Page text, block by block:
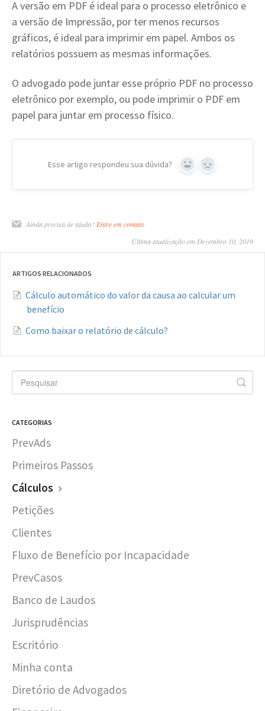
A versão em PDF é ideal para o processo eletrônico e
a versão de Impressão, por ter menos recursos
gráficos, é ideal para imprimir em papel. Ambos os
relatórios possuem as mesmas informações.
O advogado pode juntar esse próprio PDF no processo
eletrônico por exemplo, ou pode imprimir o PDF em
papel para juntar em processo físico.
Esse artigo respondeu sua dúvida? Yes No
Ainda precisa de ajuda? Entre em contato
Última atualização em Dezembro 10, 2019
ARTIGOS RELACIONADOS
Cálculo automático do valor da causa ao calcular um
benefício
Como baixar o relatório de cálculo?
CATEGORIAS
PrevAds
Primeiros Passos
Cálculos
Petições
Clientes
Fluxo de Benefício por Incapacidade
PrevCasos
Banco de Laudos
Jurisprudências
Escritório
Minha conta
Diretório de Advogados